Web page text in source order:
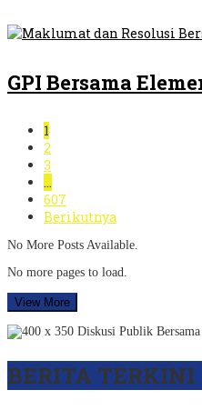
GPI Bersama
1
2
3
…
607
Berikutnya
No More Posts Available.
No more pages to load.
View More
BERITA TERKINI